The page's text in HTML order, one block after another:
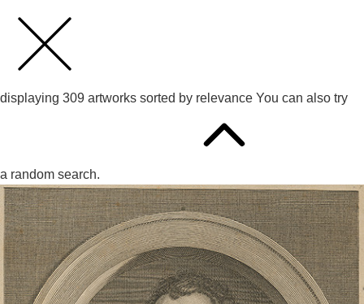
displaying 309 artworks sorted by relevance You can also try
a random search.